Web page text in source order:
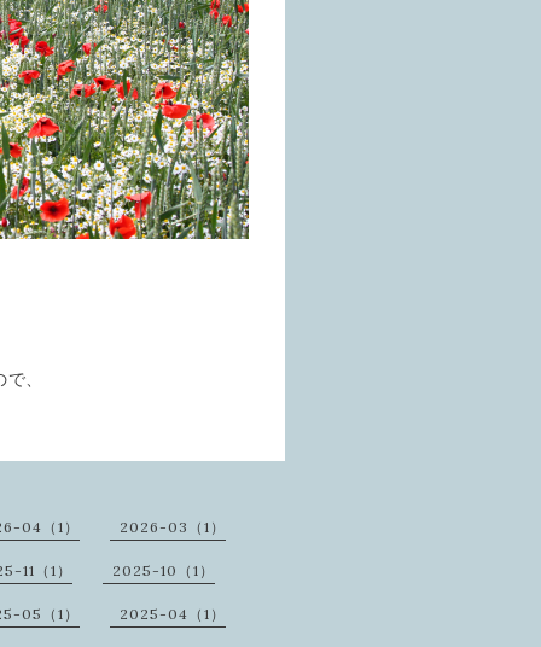
、
04（1） 2026-03（1）
11（1） 2025-10（1）
05（1） 2025-04（1）